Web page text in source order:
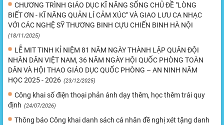
CHƯƠNG TRÌNH GIÁO DỤC KĨ NĂNG SỐNG CHỦ ĐỀ "LÒNG
BIẾT ƠN - KĨ NĂNG QUẢN LÍ CẢM XÚC" VÀ GIAO LƯU CA NHẠC
VỚI CÁC NGHỆ SỸ THƯƠNG BINH CỰU CHIẾN BINH HÀ NỘI
(18/11/2025)
LỄ MIT TINH KỈ NIỆM 81 NĂM NGÀY THÀNH LẬP QUÂN ĐỘI
NHÂN DÂN VIỆT NAM, 36 NĂM NGÀY HỘI QUỐC PHÒNG TOÀN
DÂN VÀ HỘI THAO GIÁO DỤC QUỐC PHÒNG – AN NINH NĂM
HỌC 2025 - 2026 (23/12/2025)
Công khai số điện thoại phản ánh dạy thêm, học thêm trái quy
định (24/07/2026)
Thông báo Công khai danh sách cá nhân đề nghị xét tặng danh